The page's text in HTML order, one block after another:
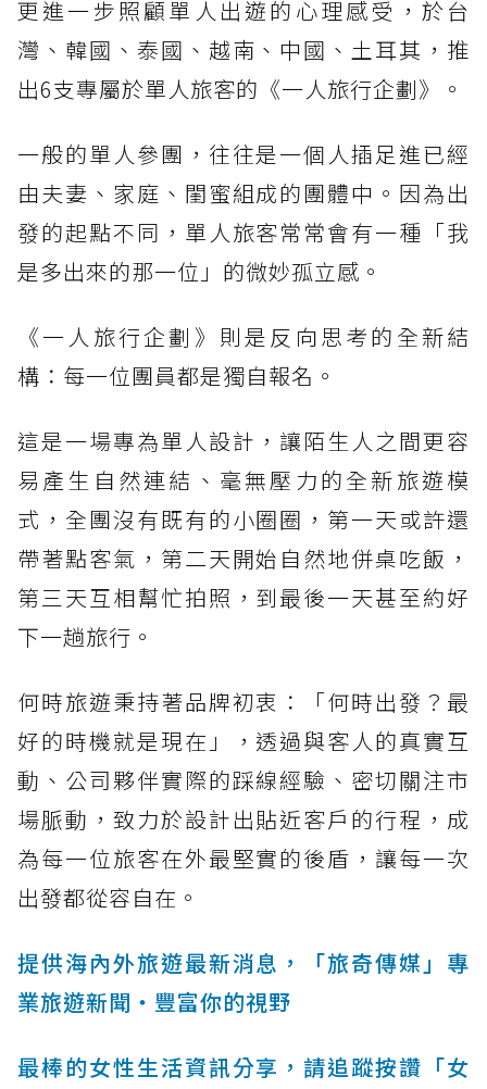
更進一步照顧單人出遊的心理感受，於台
灣、韓國、泰國、越南、中國、土耳其，推
出6支專屬於單人旅客的《一人旅行企劃》。
一般的單人參團，往往是一個人插足進已經
由夫妻、家庭、閨蜜組成的團體中。因為出
發的起點不同，單人旅客常常會有一種「我
是多出來的那一位」的微妙孤立感。
《一人旅行企劃》則是反向思考的全新結
構：每一位團員都是獨自報名。
這是一場專為單人設計，讓陌生人之間更容
易產生自然連結、毫無壓力的全新旅遊模
式，全團沒有既有的小圈圈，第一天或許還
帶著點客氣，第二天開始自然地併桌吃飯，
第三天互相幫忙拍照，到最後一天甚至約好
下一趟旅行。
何時旅遊秉持著品牌初衷：「何時出發？最
好的時機就是現在」，透過與客人的真實互
動、公司夥伴實際的踩線經驗、密切關注市
場脈動，致力於設計出貼近客戶的行程，成
為每一位旅客在外最堅實的後盾，讓每一次
出發都從容自在。
提供海內外旅遊最新消息，「旅奇傳媒」專
業旅遊新聞‧豐富你的視野
最棒的女性生活資訊分享，請追蹤按讚「女